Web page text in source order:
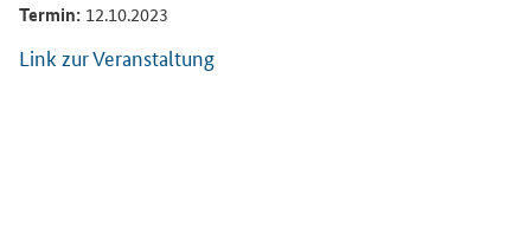
Termin: 12.10.2023
Link zur Veranstaltung